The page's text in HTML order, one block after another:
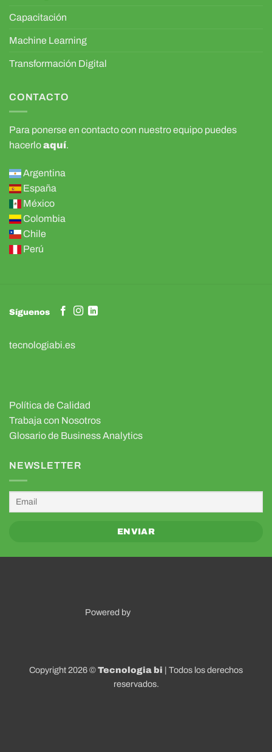
Capacitación
Machine Learning
Transformación Digital
CONTACTO
Para ponerse en contacto con nuestro equipo puedes
hacerloaquí.
Argentina
España
México
Colombia
Chile
Perú
Síguenos
tecnologiabi.es
Política de Calidad
Trabaja con Nosotros
Glosario de Business Analytics
NEWSLETTER